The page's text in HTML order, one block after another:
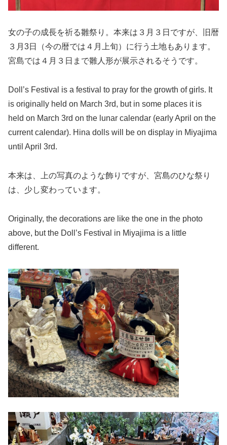
女の子の成長を祈る雛祭り。本来は３月３日ですが、旧暦
３月3日（今の暦では４月上旬）に行う土地もあります。
宮島では４月３日まで雛人形が展示されるそうです。
Doll’s Festival is a festival to pray for the growth of girls. It
is originally held on March 3rd, but in some places it is
held on March 3rd on the lunar calendar (early April on the
current calendar). Hina dolls will be on display in Miyajima
until April 3rd.
本来は、上の写真のような飾りですが、宮島のひな祭り
は、少し変わっています。
Originally, the decorations are like the one in the photo
above, but the Doll’s Festival in Miyajima is a little
different.